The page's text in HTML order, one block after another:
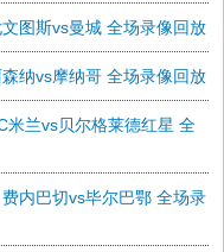
图斯vs曼城 全场录像回放
纳vs摩纳哥 全场录像回放
米兰vs贝尔格莱德红星 全
内巴切vs毕尔巴鄂 全场录